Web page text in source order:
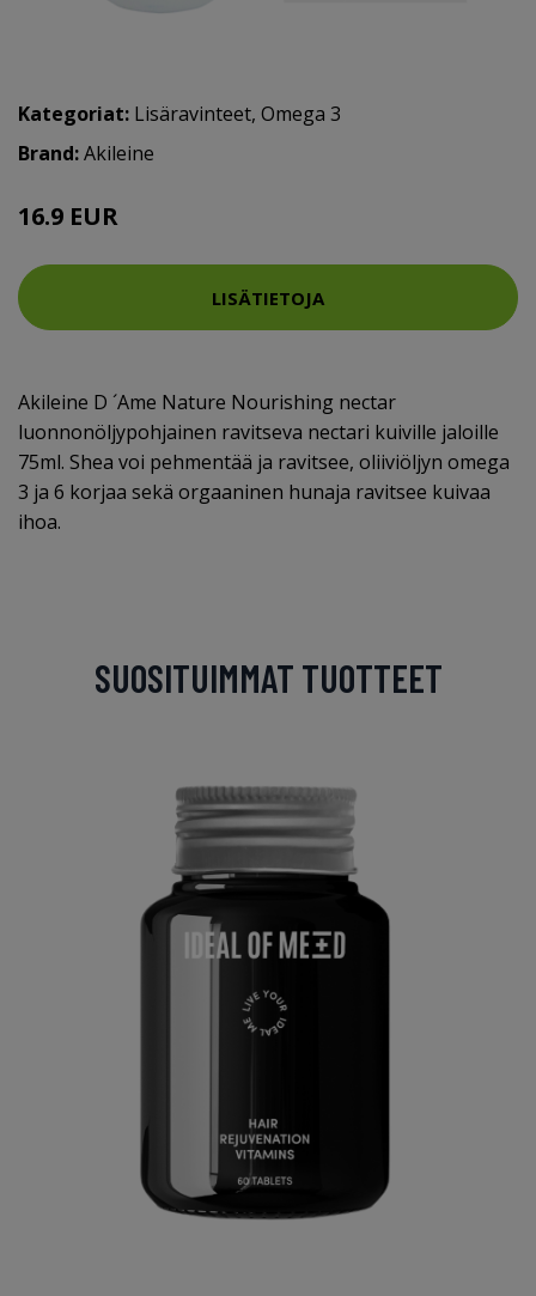
Kategoriat: Lisäravinteet, Omega 3
Brand:Akileine
16.9 EUR
LISÄTIETOJA
Akileine D ´Ame Nature Nourishing nectar
luonnonöljypohjainen ravitseva nectari kuiville jaloille
75ml. Shea voi pehmentää ja ravitsee, oliiviöljyn omega
3 ja 6 korjaa sekä orgaaninen hunaja ravitsee kuivaa
ihoa.
SUOSITUIMMAT TUOTTEET